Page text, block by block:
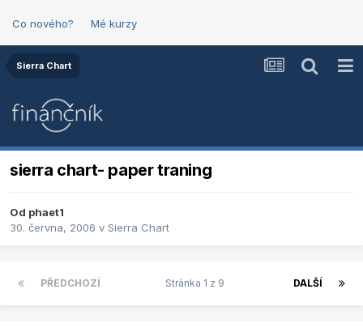
Co nového? Mé kurzy
Sierra Chart
sierra chart- paper traning
Od phaet1
30. června, 2006 v Sierra Chart
PŘEDCHOZÍ DALŠÍ
Stránka 1 z 9